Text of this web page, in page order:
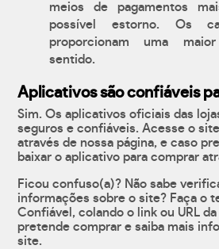
meios de pagamentos
possível estorno. Os
proporcionam uma
sentido.
Aplicativos são confiáveis
Sim. Os aplicativos oficiais das
seguros e confiáveis. Acesse o
através de nossa página, e caso
baixar o aplicativo para comprar
Ficou confuso(a)? Não sabe
informações sobre o site? Faça o
Confiável, colando o link ou URL
pretende comprar e saiba mais
site.